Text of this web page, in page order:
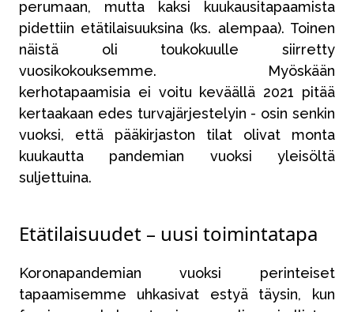
perumaan, mutta kaksi kuukausitapaamista
pidettiin etätilaisuuksina (ks. alempaa). Toinen
näistä oli toukokuulle siirretty
vuosikokouksemme. Myöskään
kerhotapaamisia ei voitu keväällä 2021 pitää
kertaakaan edes turvajärjestelyin - osin senkin
vuoksi, että pääkirjaston tilat olivat monta
kuukautta pandemian vuoksi yleisöltä
suljettuina.
Etätilaisuudet – uusi toimintatapa
Koronapandemian vuoksi perinteiset
tapaamisemme uhkasivat estyä täysin, kun